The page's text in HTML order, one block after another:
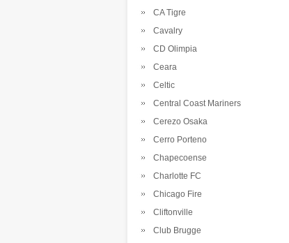
CA Tigre
Cavalry
CD Olimpia
Ceara
Celtic
Central Coast Mariners
Cerezo Osaka
Cerro Porteno
Chapecoense
Charlotte FC
Chicago Fire
Cliftonville
Club Brugge